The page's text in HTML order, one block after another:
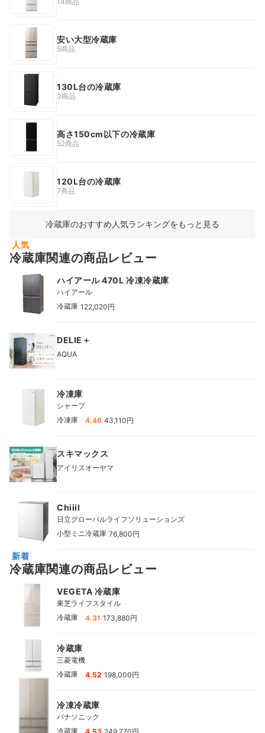
安い大型冷蔵庫
5商品
130L台の冷蔵庫
3商品
高さ150cm以下の冷蔵庫
52商品
120L台の冷蔵庫
7商品
冷蔵庫のおすすめ人気ランキングをもっと見る
人気
冷蔵庫関連の商品レビュー
ハイアール 470L 冷凍冷蔵庫
ハイアール
冷蔵庫 122,020円
DELIE＋
AQUA
冷凍庫
シャープ
冷凍庫
4.46 43,110円
スキマックス
アイリスオーヤマ
Chiiil
日立グローバルライフソリューションズ
小型ミニ冷蔵庫 76,800円
新着
冷蔵庫関連の商品レビュー
VEGETA 冷蔵庫
東芝ライフスタイル
冷蔵庫
4.31 173,880円
冷蔵庫
三菱電機
冷蔵庫
4.52 198,000円
冷凍冷蔵庫
パナソニック
冷蔵庫